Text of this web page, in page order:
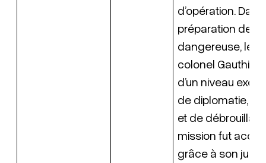
d’opération.
préparation de
dangereuse, le
colonel Gauthier
d’un niveau
de diplomatie,
et de
mission fut
grâce à son